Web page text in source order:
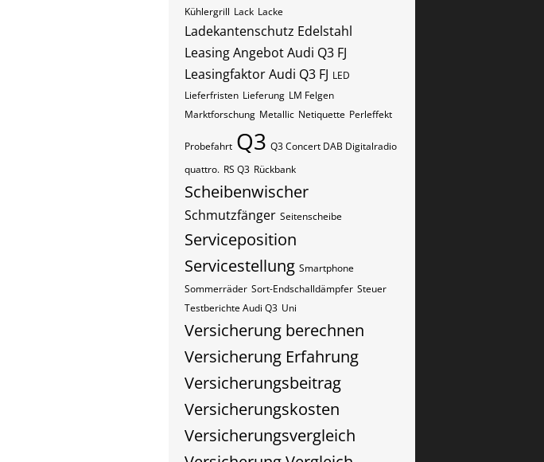
Kühlergrill Lack Lacke
Ladekantenschutz Edelstahl
Leasing Angebot Audi Q3 FJ
Leasingfaktor Audi Q3 FJ LED
Lieferfristen Lieferung LM Felgen
Marktforschung Metallic Netiquette Perleffekt
Probefahrt Q3 Q3 Concert DAB Digitalradio
quattro. RS Q3 Rückbank
Scheibenwischer
Schmutzfänger Seitenscheibe
Serviceposition
Servicestellung Smartphone
Sommerräder Sort-Endschalldämpfer Steuer
Testberichte Audi Q3 Uni
Versicherung berechnen
Versicherung Erfahrung
Versicherungsbeitrag
Versicherungskosten
Versicherungsvergleich